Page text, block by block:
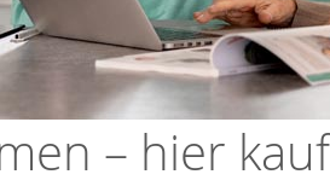
– hier